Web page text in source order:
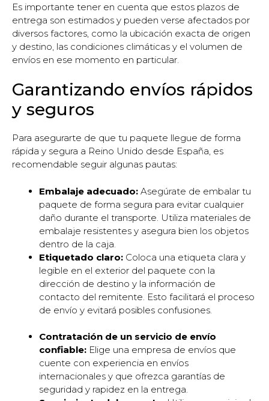
Es importante tener en cuenta que estos plazos de
entrega son estimados y pueden verse afectados por
diversos factores, como la ubicación exacta de origen
y destino, las condiciones climáticas y el volumen de
envíos en ese momento en particular.
Garantizando envíos rápidos
y seguros
Para asegurarte de que tu paquete llegue de forma
rápida y segura a Reino Unido desde España, es
recomendable seguir algunas pautas:
Embalaje adecuado: Asegúrate de embalar tu
paquete de forma segura para evitar cualquier
daño durante el transporte. Utiliza materiales de
embalaje resistentes y asegura bien los objetos
dentro de la caja.
Etiquetado claro: Coloca una etiqueta clara y
legible en el exterior del paquete con la
dirección de destino y la información de
contacto del remitente. Esto facilitará el proceso
de envío y evitará posibles confusiones.
Contratación de un servicio de envío
confiable: Elige una empresa de envíos que
cuente con experiencia en envíos
internacionales y que ofrezca garantías de
seguridad y rapidez en la entrega.